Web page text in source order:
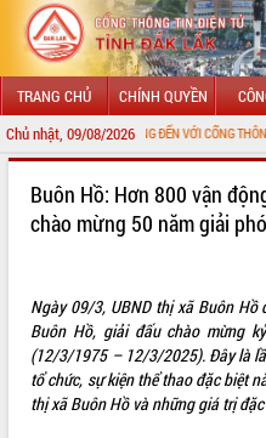
TRANG CHỦ CHÍNH QUYỀN
Chủ nhật, 09/08/2026
CHÀO MỪNG ĐẾN VỚI CỔNG THÔNG TIN
LÃNH ĐẠO UBND TỈNH
SỞ, BAN, NGÀNH
UBND CÁC XÃ, PHƯỜNG
Buôn Hồ: Hơn 800 vận
chào mừng 50 năm giải
Ngày 09/3, UBND thị xã Buôn
Buôn Hồ, giải đấu chào mừng
(12/3/1975 – 12/3/2025). Đây là
tổ chức, sự kiện thể thao đặc biệt
thị xã Buôn Hồ và những giá trị